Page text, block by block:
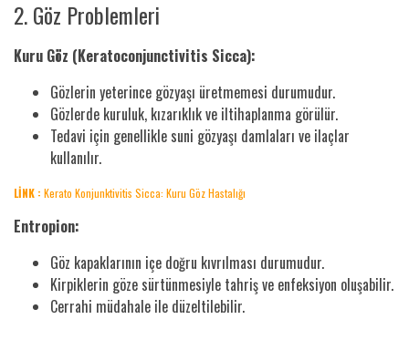
2. Göz Problemleri
Kuru Göz (Keratoconjunctivitis Sicca):
Gözlerin yeterince gözyaşı üretmemesi durumudur.
Gözlerde kuruluk, kızarıklık ve iltihaplanma görülür.
Tedavi için genellikle suni gözyaşı damlaları ve ilaçlar
kullanılır.
LİNK : Kerato Konjunktivitis Sicca: Kuru Göz Hastalığı
Entropion:
Göz kapaklarının içe doğru kıvrılması durumudur.
Kirpiklerin göze sürtünmesiyle tahriş ve enfeksiyon oluşabilir.
Cerrahi müdahale ile düzeltilebilir.